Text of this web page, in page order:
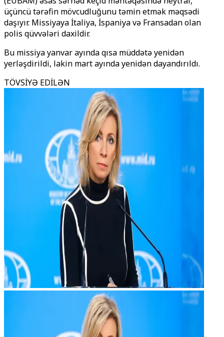
üçüncü tərəfin mövcudluğunu təmin etmək məqsədi
daşıyır. Missiyaya İtaliya, İspaniya və Fransadan olan
polis qüvvələri daxildir.
Bu missiya yanvar ayında qısa müddətə yenidən
yerləşdirildi, lakin mart ayında yenidən dayandırıldı.
TÖVSİYƏ EDİLƏN